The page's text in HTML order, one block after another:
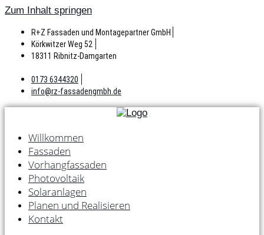
Zum Inhalt springen
R+Z Fassaden und Montagepartner GmbH
Körkwitzer Weg 52
18311 Ribnitz-Damgarten
0173 6344320
info@rz-fassadengmbh.de
Willkommen
Fassaden
Vorhangfassaden
Photovoltaik
Solaranlagen
Planen und Realisieren
Kontakt